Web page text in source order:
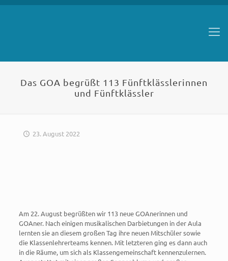
Das GOA begrüßt 113 Fünftklässlerinnen
und Fünftklässler
23. August 2022
Am 22. August begrüßten wir 113 neue GOAnerinnen und
GOAner. Nach einigen musikalischen Darbietungen in der Aula
lernten sie an diesem großen Tag ihre neuen Mitschüler sowie
die Klassenlehrerteams kennen. Mit letzteren ging es dann auch
in die Räume, um sich als Klassengemeinschaft kennenzulernen.